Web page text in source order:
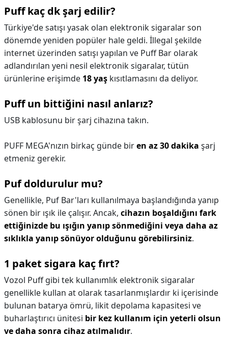
Puff kaç dk şarj edilir?
Türkiye'de satışı yasak olan elektronik sigaralar son
dönemde yeniden popüler hale geldi. İllegal şekilde
internet üzerinden satışı yapılan ve Puff Bar olarak
adlandırılan yeni nesil elektronik sigaralar, tütün
ürünlerine erişimde 18 yaş kısıtlamasını da deliyor.
Puff un bittiğini nasıl anlarız?
USB kablosunu bir şarj cihazına takın.
PUFF MEGA'nızın birkaç günde biren az 30 dakika şarj
etmeniz gerekir.
Puf doldurulur mu?
Genellikle, Puf Bar'ları kullanılmaya başlandığında yanıp
sönen bir ışık ile çalışır. Ancak, cihazın boşaldığını fark
ettiğinizde bu ışığın yanıp sönmediğini veya daha az
sıklıkla yanıp sönüyor olduğunu görebilirsiniz.
1 paket sigara kaç fırt?
Vozol Puff gibi tek kullanımlık elektronik sigaralar
genellikle kullan at olarak tasarlanmışlardır ki içerisinde
bulunan batarya ömrü, likit depolama kapasitesi ve
buharlaştırıcı ünitesi bir kez kullanım için yeterli olsun
ve daha sonra cihaz atılmalıdır.